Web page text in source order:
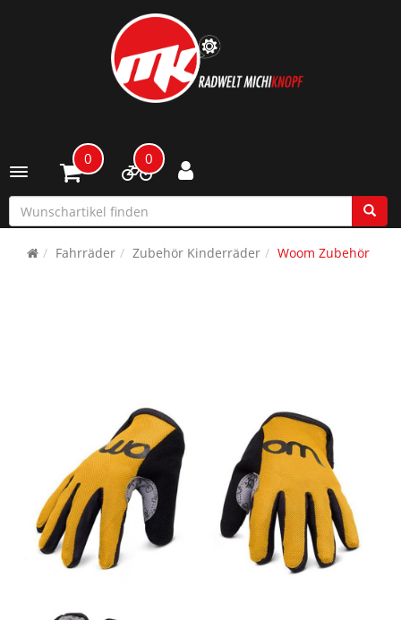
Toggle navigation
0 0
Fahrräder Zubehör Kinderräder Woom Zubehör